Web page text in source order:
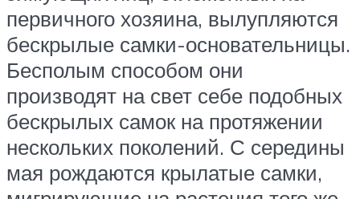
первичного хозяина, вылупляются
бескрылые самки-основательницы.
Бесполым способом они
производят на свет себе подобных
бескрылых самок на протяжении
нескольких поколений. С середины
мая рождаются крылатые самки,